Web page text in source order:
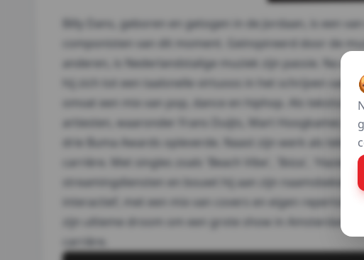
Billy Dans, geboren en getogen in de Jordaan, is een
componisten van dit moment. Geïnspireerd door de
anderen, is Nederlandstalige muziek zijn passie. Na
hij zich tot een taalsnelle virtuoos in het schrijven van
omvat een mix van pop, dance en hiphop. Als
artiesten, waaronder Frans Duijts, Mart Hoogkamer,
drie Buma Awards opleverde. Naast zijn werk als
carrière. Met singles zoals 'Beach Vibe', 'Ibiza', 'Hazes'
streamingdiensten en bouwt hij aan zijn
interactief, met een mix van covers en eigen
zijn ultieme droom om een grote show in Amsterdam
carrière.